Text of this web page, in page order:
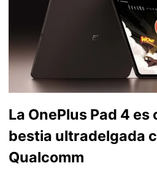
La OnePlus Pad 4
bestia ultradelgada
Qualcomm